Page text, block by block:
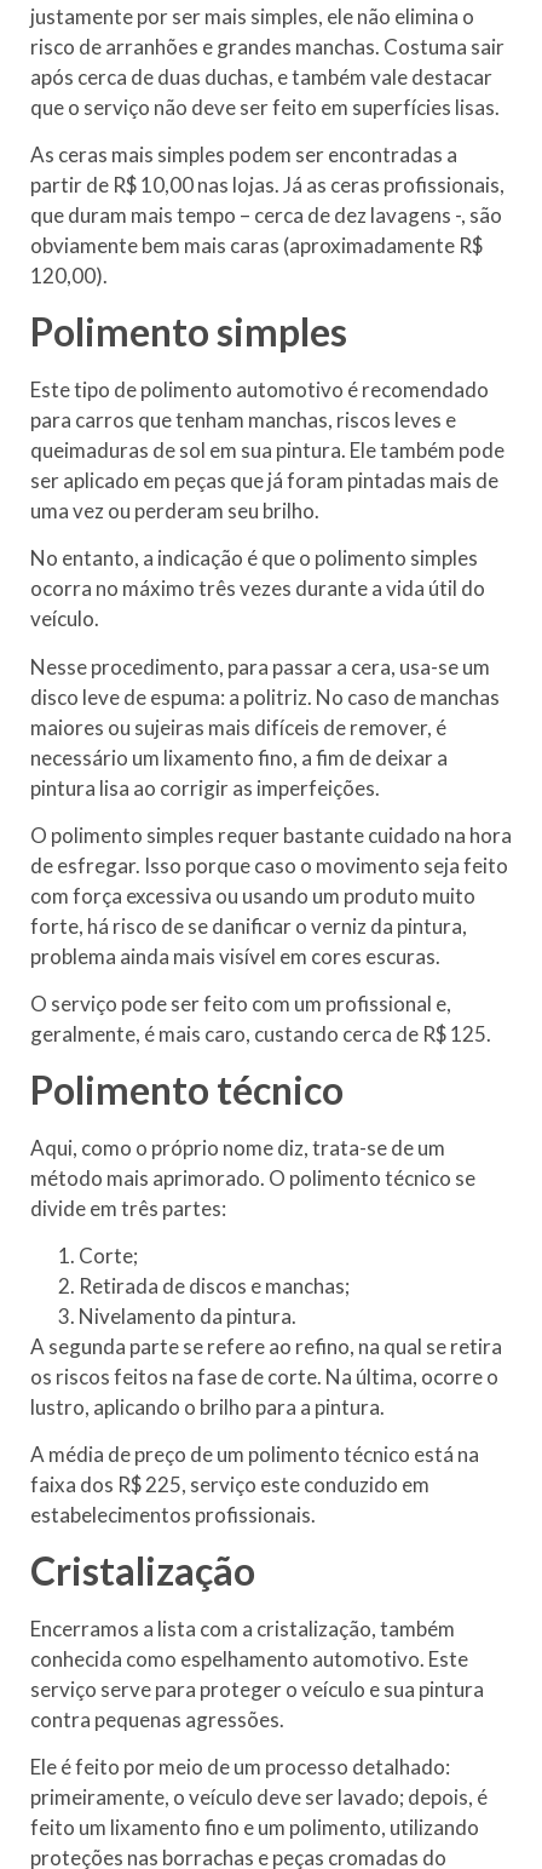
justamente por ser mais simples, ele não elimina o
risco de arranhões e grandes manchas. Costuma sair
após cerca de duas duchas, e também vale destacar
que o serviço não deve ser feito em superfícies lisas.
As ceras mais simples podem ser encontradas a
partir de R$ 10,00 nas lojas. Já as ceras profissionais,
que duram mais tempo – cerca de dez lavagens -, são
obviamente bem mais caras (aproximadamente R$
120,00).
Polimento simples
Este tipo de polimento automotivo é recomendado
para carros que tenham manchas, riscos leves e
queimaduras de sol em sua pintura. Ele também pode
ser aplicado em peças que já foram pintadas mais de
uma vez ou perderam seu brilho.
No entanto, a indicação é que o polimento simples
ocorra no máximo três vezes durante a vida útil do
veículo.
Nesse procedimento, para passar a cera, usa-se um
disco leve de espuma: a politriz. No caso de manchas
maiores ou sujeiras mais difíceis de remover, é
necessário um lixamento fino, a fim de deixar a
pintura lisa ao corrigir as imperfeições.
O polimento simples requer bastante cuidado na hora
de esfregar. Isso porque caso o movimento seja feito
com força excessiva ou usando um produto muito
forte, há risco de se danificar o verniz da pintura,
problema ainda mais visível em cores escuras.
O serviço pode ser feito com um profissional e,
geralmente, é mais caro, custando cerca de R$ 125.
Polimento técnico
Aqui, como o próprio nome diz, trata-se de um
método mais aprimorado. O polimento técnico se
divide em três partes:
Corte;
Retirada de discos e manchas;
Nivelamento da pintura.
A segunda parte se refere ao refino, na qual se retira
os riscos feitos na fase de corte. Na última, ocorre o
lustro, aplicando o brilho para a pintura.
A média de preço de um polimento técnico está na
faixa dos R$ 225, serviço este conduzido em
estabelecimentos profissionais.
Cristalização
Encerramos a lista com a cristalização, também
conhecida como espelhamento automotivo. Este
serviço serve para proteger o veículo e sua pintura
contra pequenas agressões.
Ele é feito por meio de um processo detalhado:
primeiramente, o veículo deve ser lavado; depois, é
feito um lixamento fino e um polimento, utilizando
proteções nas borrachas e peças cromadas do